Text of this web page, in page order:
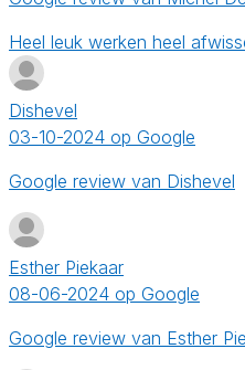
Heel leuk werken heel
Dishevel
03-10-2024 op Google
Google review van Dishevel
Esther Piekaar
08-06-2024 op Google
Google review van Esther